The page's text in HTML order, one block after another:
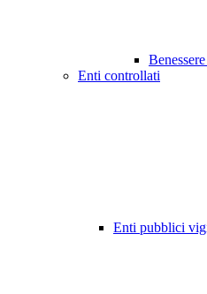
Enti controllati
Enti pubblici